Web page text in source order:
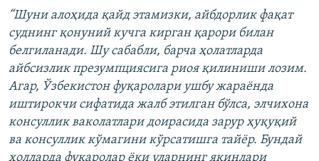
“Шуни алоҳида қайд этамизки, айбдорлик фақат
суднинг қонуний кучга кирган қарори билан
белгиланади. Шу сабабли, барча ҳолатларда
айбсизлик презумпциясига риоя қилиниши лозим.
Агар, Ўзбекистон фуқаролари ушбу жараёнда
иштирокчи сифатида жалб этилган бўлса, элчихона
консуллик ваколатлари доирасида зарур ҳуқуқий
ва консуллик кўмагини кўрсатишга тайёр. Бундай
ҳолларда фуқаролар ёки уларнинг яқинлари